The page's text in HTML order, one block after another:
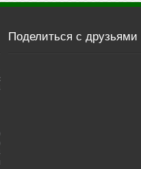
Поделиться с друзьями